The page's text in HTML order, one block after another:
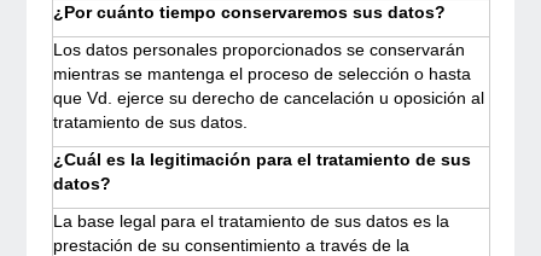
¿Por cuánto tiempo conservaremos sus datos?
Los datos personales proporcionados se conservarán
mientras se mantenga el proceso de selección o hasta
que Vd. ejerce su derecho de cancelación u oposición al
tratamiento de sus datos.
¿Cuál es la legitimación para el tratamiento de sus
datos?
La base legal para el tratamiento de sus datos es la
prestación de su consentimiento a través de la